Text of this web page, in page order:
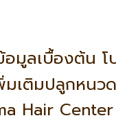
มูลเบื้องต้น
มเติมปลูกหนวด
Hair